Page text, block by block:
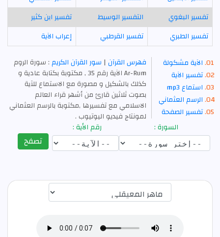
تفسير البغوي
التفسير الوسيط
تفسير ابن كثير
تفسير الطبري
تفسير القرطبي إعراب الآية
الآية مشكولة
تفسير الآية
استماع mp3
الرسم العثماني
تفسير الصفحة
فهرس القرآن | سور القرآن الكريم: سورة الروم
Ar-Rum الآية رقم 35 , مكتوبة بكتابة عادية و
كذلك بالشكيل و مصورة مع الاستماع للآية
بصوت ثلاثين قارئ من أشهر قراء العالم
الاسلامي مع تفسيرها ,مكتوبة بالرسم العثماني
لمونتاج فيديو اليوتيوب .
السورة :
رقم الأية :
تصفح
اختيار قارئ الآية